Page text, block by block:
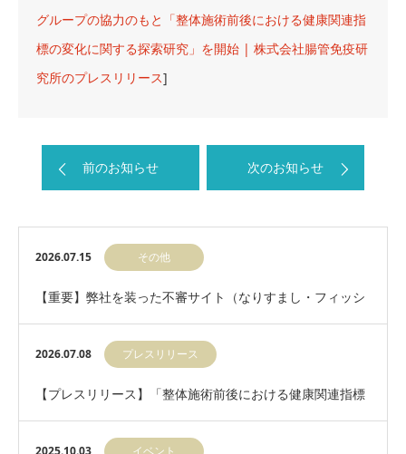
グループの協力のもと「整体施術前後における健康関連指
標の変化に関する探索研究」を開始 | 株式会社腸管免疫研
究所のプレスリリース]
前のお知らせ 次のお知らせ
2026.07.15 その他
【重要】弊社を装った不審サイト（なりすまし・フィッシ
ングサイト）にご注意ください
2026.07.08 プレスリリース
【プレスリリース】「整体施術前後における健康関連指標
の変化に関する探索研究」共同研究開始のお知らせ
2025.10.03 イベント